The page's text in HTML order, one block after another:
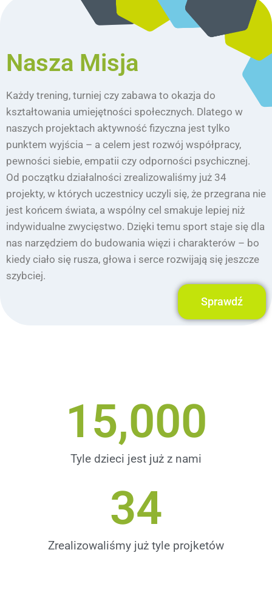
Nasza Misja
Każdy trening, turniej czy zabawa to okazja do
kształtowania umiejętności społecznych. Dlatego w
naszych projektach aktywność fizyczna jest tylko
punktem wyjścia – a celem jest rozwój współpracy,
pewności siebie, empatii czy odporności psychicznej.
Od początku działalności zrealizowaliśmy już 34
projekty, w których uczestnicy uczyli się, że przegrana nie
jest końcem świata, a wspólny cel smakuje lepiej niż
indywidualne zwycięstwo. Dzięki temu sport staje się dla
nas narzędziem do budowania więzi i charakterów – bo
kiedy ciało się rusza, głowa i serce rozwijają się jeszcze
szybciej.
Sprawdź
Tyle dzieci jest już z nami
15,000
Zrealizowaliśmy już tyle projketów
34